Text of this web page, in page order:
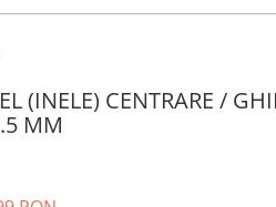
(INELE) CENTRARE /
MM